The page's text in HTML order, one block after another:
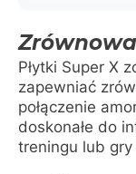
Płytki Super X
zapewniać
połączenie
doskonałe do
treningu lub